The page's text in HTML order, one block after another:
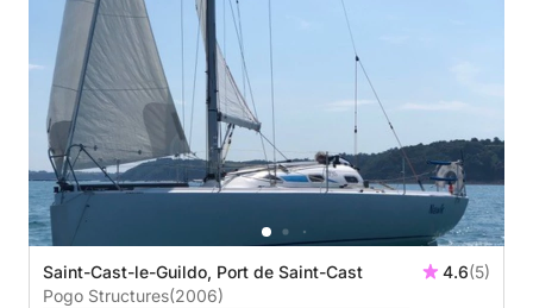
Saint-Cast-le-Guildo, Port de Saint-Cast 4.6(5)
Pogo Structures(2006)